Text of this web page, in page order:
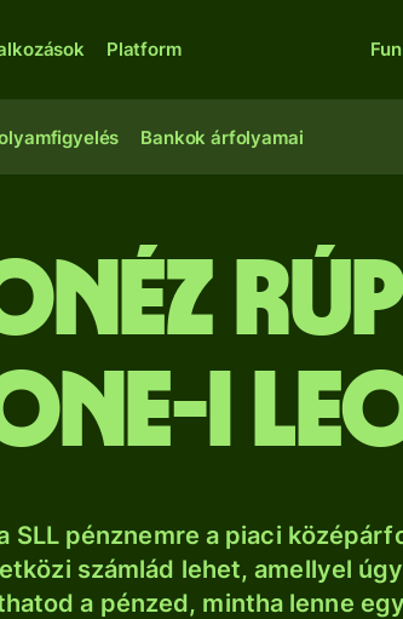
Platform
Bankok árfolyamai
i
SLL pénznemre a piaci
számlád lehet, amellyel
a pénzed, mintha lenne